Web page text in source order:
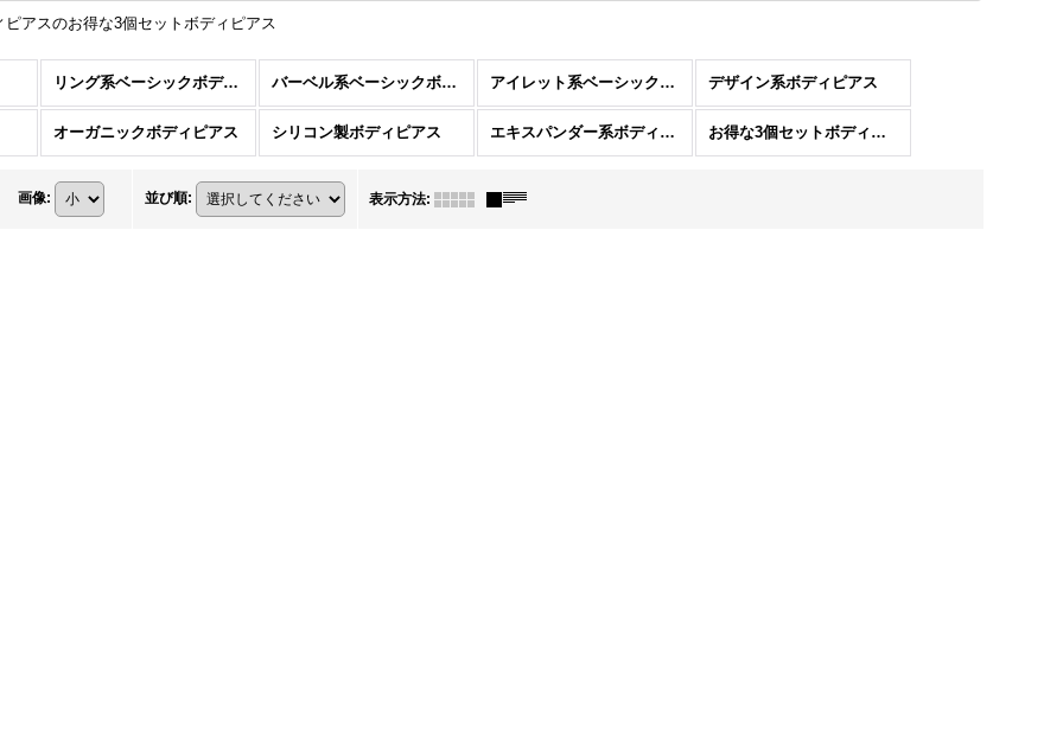
アスのお得な3個セットボディピアス
リング系ベーシックボディピアス バーベル系ベーシックボディピアス アイレット系ベーシックボディピアス デザイン系ボディピアス
オーガニックボディピアス シリコン製ボディピアス エキスパンダー系ボディピアス お得な3個セットボディピアス
画像: 並び順: 表示方法: